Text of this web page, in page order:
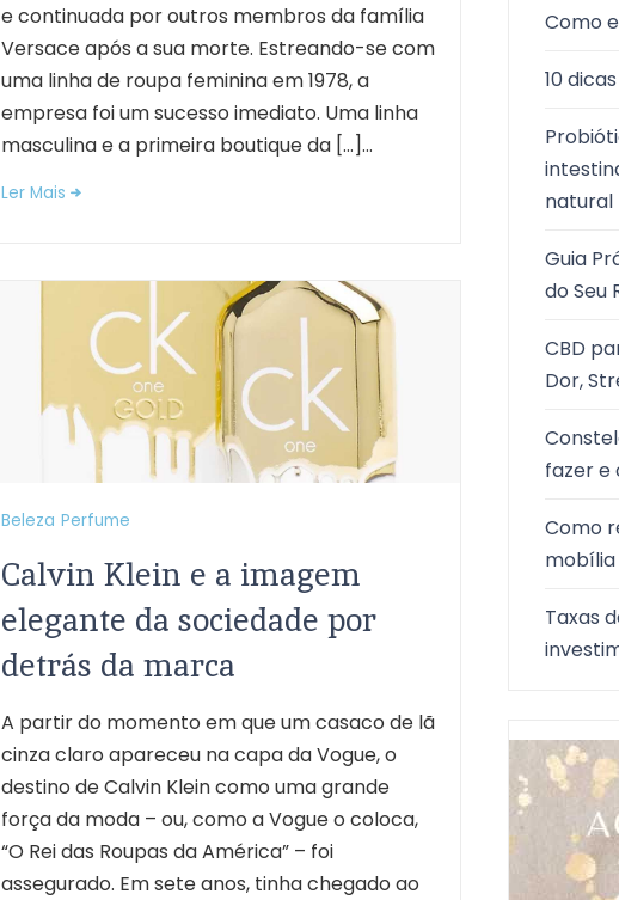
e continuada por outros membros da família
Versace após a sua morte. Estreando-se com
uma linha de roupa feminina em 1978, a
empresa foi um sucesso imediato. Uma linha
masculina e a primeira boutique da […]...
Ler Mais
Beleza Perfume
Calvin Klein e a imagem
elegante da sociedade por
detrás da marca
A partir do momento em que um casaco de lã
cinza claro apareceu na capa da Vogue, o
destino de Calvin Klein como uma grande
força da moda – ou, como a Vogue o coloca,
“O Rei das Roupas da América” – foi
assegurado. Em sete anos, tinha chegado ao
Como
10
natural
Guia
do Seu
CBD
Dor,
fazer e
Como
Taxas